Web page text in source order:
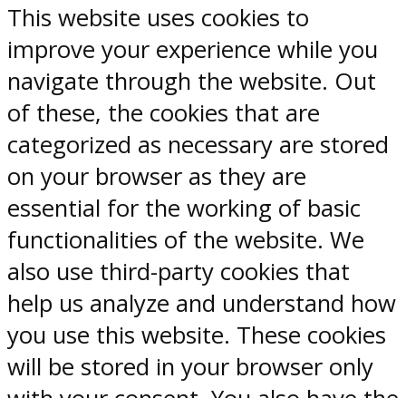
This website uses cookies to
improve your experience while you
navigate through the website. Out
of these, the cookies that are
categorized as necessary are stored
on your browser as they are
essential for the working of basic
functionalities of the website. We
also use third-party cookies that
help us analyze and understand how
you use this website. These cookies
will be stored in your browser only